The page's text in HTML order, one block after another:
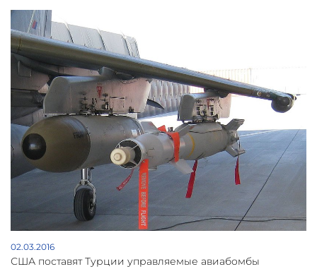
02.03.2016
США поставят Турции управляемые авиабомбы